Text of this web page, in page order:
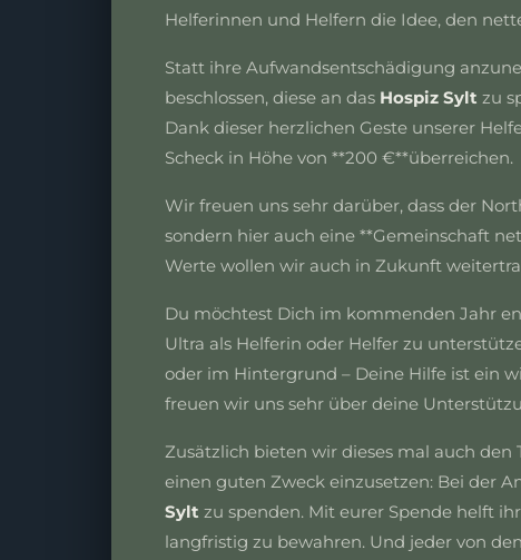
Helferinnen und Helfern die Idee, den
Statt ihre Aufwandsentschädigung
beschlossen, diese an das Hospiz Sylt zu
Dank dieser herzlichen Geste unserer
Scheck in Höhe von **200 €**überreichen.
Wir freuen uns sehr darüber, dass der
sondern hier auch eine **Gemeinschaft
Werte wollen wir auch in Zukunft
Du möchtest Dich im kommenden Jahr
Ultra als Helferin oder Helfer zu
oder im Hintergrund – Deine Hilfe ist ein
freuen wir uns sehr über deine
Zusätzlich bieten wir dieses mal auch
einen guten Zweck einzusetzen: Bei der
Sylt zu spenden. Mit eurer Spende helft
langfristig zu bewahren. Und jeder von